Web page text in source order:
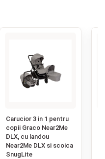
Carucior 3 in 1 pentru
copii Graco Near2Me
DLX, cu landou
Near2Me DLX si scoica
SnugLite